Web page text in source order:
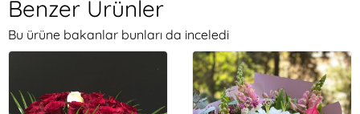
Benzer Ürünler
Bu ürüne bakanlar bunları da inceledi